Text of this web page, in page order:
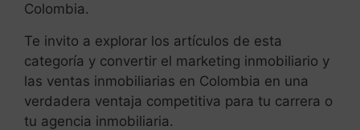
Colombia.
Te invito a explorar los artículos de esta
categoría y convertir el marketing inmobiliario y
las ventas inmobiliarias en Colombia en una
verdadera ventaja competitiva para tu carrera o
tu agencia inmobiliaria.